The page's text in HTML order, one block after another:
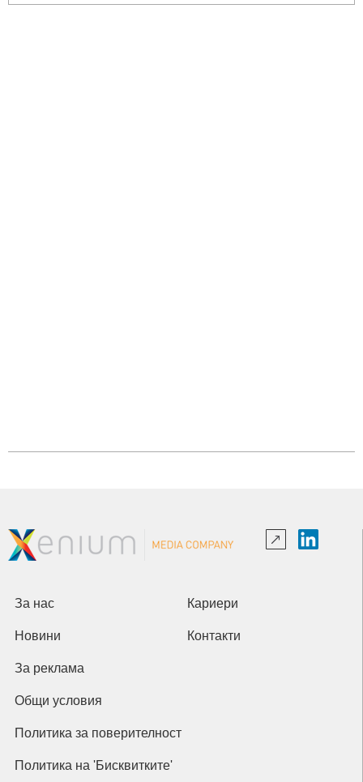
За нас Кариери
Новини Контакти
За реклама
Общи условия
Политика за поверителност
Политика на 'Бисквитките'